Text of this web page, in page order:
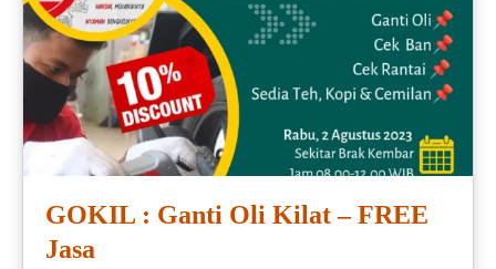
GOKIL : Ganti Oli Kilat – FREE
Jasa